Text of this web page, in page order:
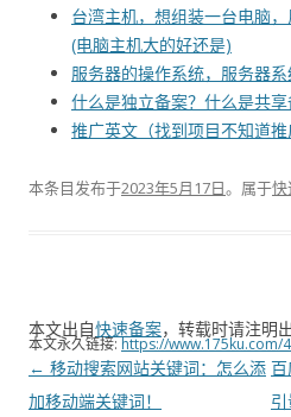
台湾主机，想组装一台电脑
(电脑主机大的好还是)
服务器的操作系统，服务器
什么是独立备案？什么是共享
推广英文（找到项目不知道推
本条目发布于2023年5月17日。属于快
本文出自快速备案，转载时请注明
本文永久链接:https://www.175ku.com/
文
章
← 移动搜索网站关键词：怎么添
加移动端关键词！